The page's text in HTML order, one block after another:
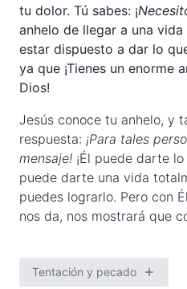
tu dolor. Tú sabes: ¡
anhelo de llegar a una
estar dispuesto a dar lo
ya que ¡Tienes un enorme
Dios!
Jesús conoce tu anhelo, y
respuesta: ¡Para tales
mensaje! ¡Él puede darte
puede darte una vida
puedes lograrlo. Pero con
nos da, nos mostrará que
Tentación y pecado